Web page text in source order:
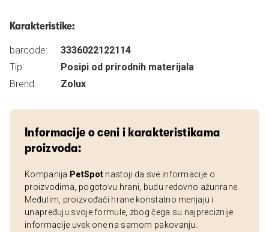
Karakteristike:
barcode:
3336022122114
Tip:
Posipi od prirodnih materijala
Brend:
Zolux
Informacije o ceni i karakteristikama
proizvoda:
Kompanija PetSpot nastoji da sve informacije o
proizvodima, pogotovu hrani, budu redovno ažurirane.
Međutim, proizvođači hrane konstatno menjaju i
unapređuju svoje formule, zbog čega su najpreciznije
informacije uvek one na samom pakovanju.